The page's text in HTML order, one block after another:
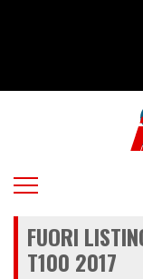
FUORI
T100 2017